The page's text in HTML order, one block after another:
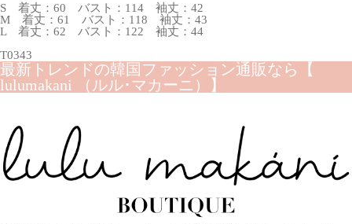
S 着丈：60 バスト：114 袖丈：42
M 着丈：61 バスト：118 袖丈：43
L 着丈：62 バスト：122 袖丈：44
T0343
最新トレンドの韓国ファッション通販なら【
lulumakani （ルル･マカーニ）】